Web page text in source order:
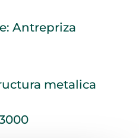
Antrepriza
metalica